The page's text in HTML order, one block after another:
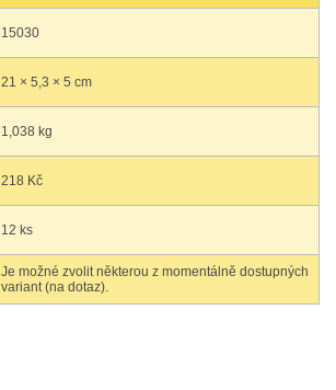
15030
21 × 5,3 × 5 cm
1,038 kg
218 Kč
12 ks
Je možné zvolit některou z momentálně dostupných
variant (na dotaz).